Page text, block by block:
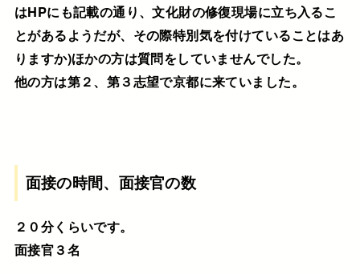
はHPにも記載の通り、文化財の修復現場に立ち入るこ
とがあるようだが、その際特別気を付けていることはあ
りますか)ほかの方は質問をしていませんでした。
他の方は第２、第３志望で京都に来ていました。
面接の時間、面接官の数
２０分くらいです。
面接官３名